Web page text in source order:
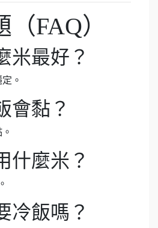
FAQ）
米最好？
。
會黏？
什麼米？
冷飯嗎？